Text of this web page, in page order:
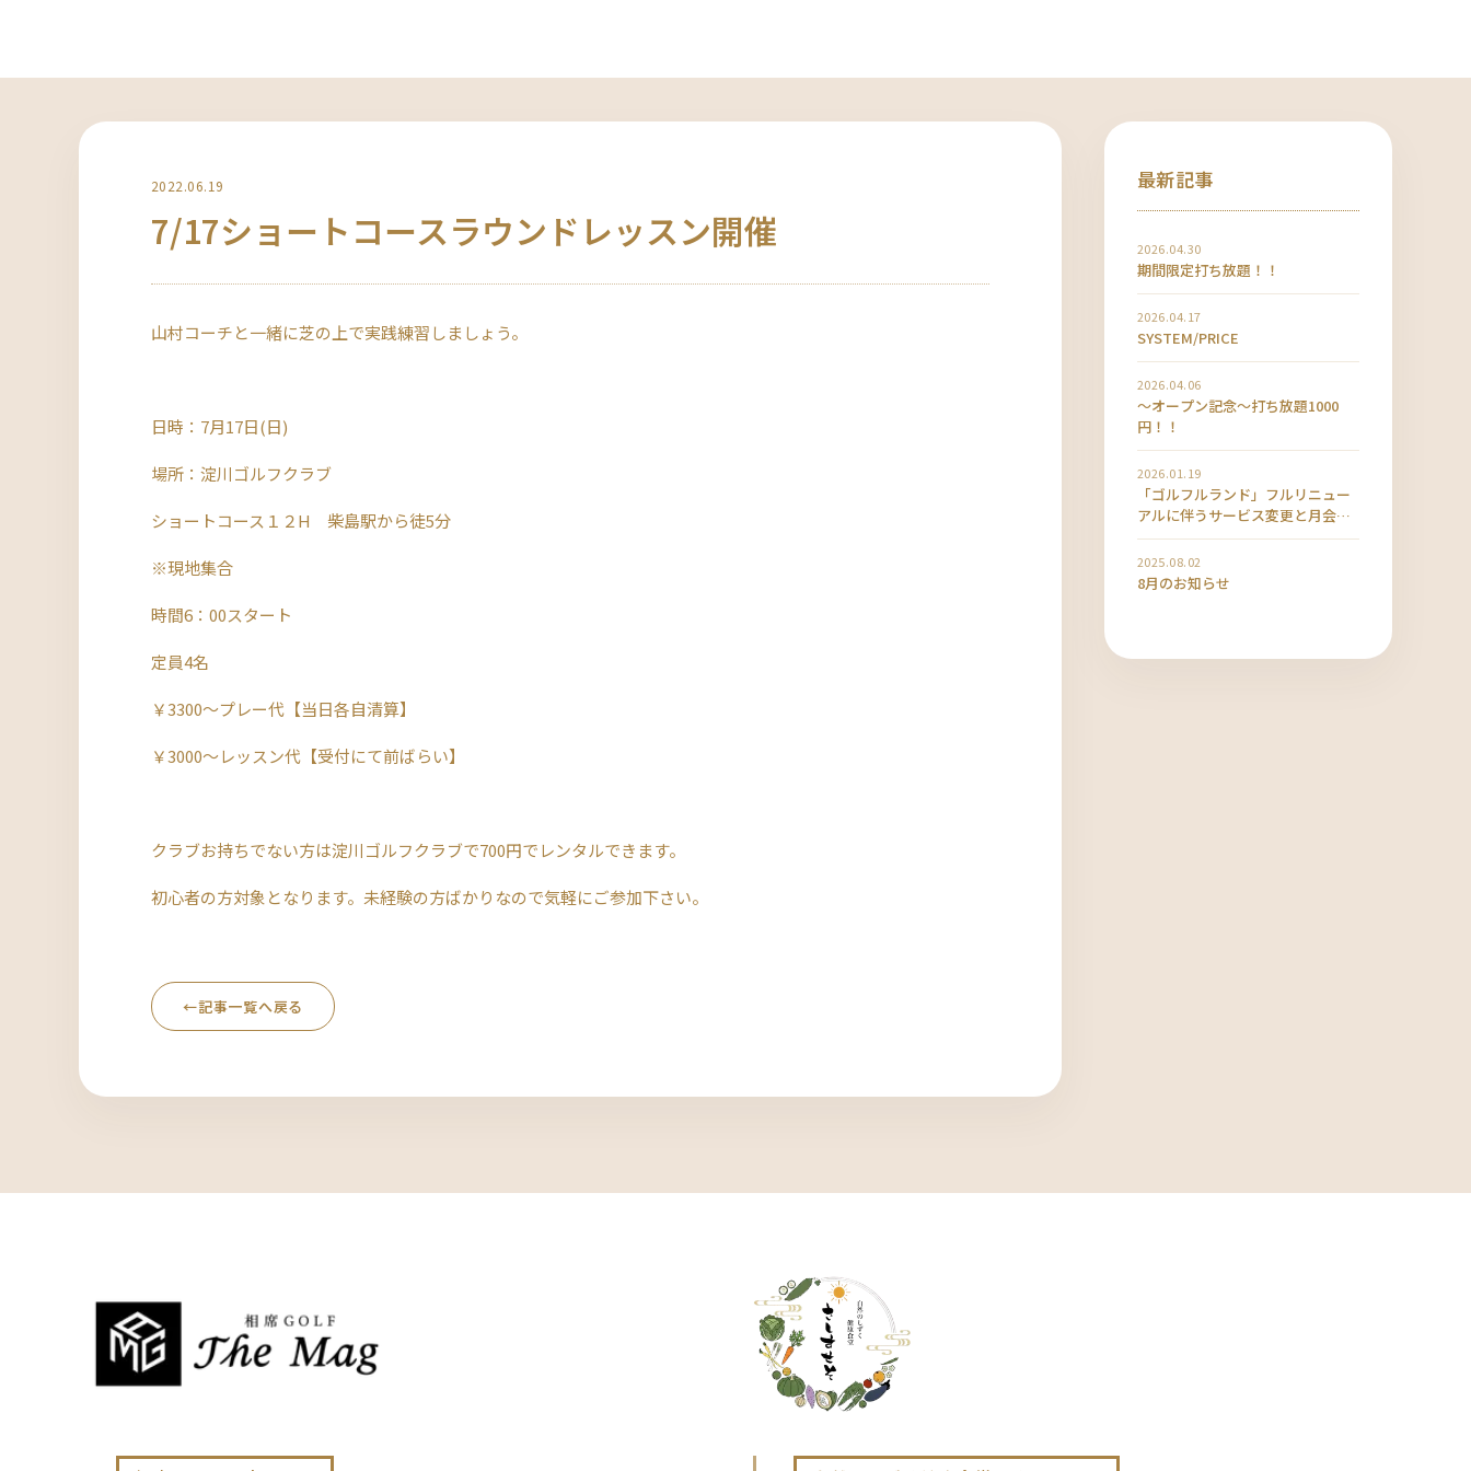
2022.06.19
7/17ショートコースラウンドレッスン開催
山村コーチと一緒に芝の上で実践練習しましょう。
日時：7月17日(日)
場所：淀川ゴルフクラブ
ショートコース１２H 柴島駅から徒5分
※現地集合
時間6：00スタート
定員4名
￥3300～プレー代【当日各自清算】
￥3000～レッスン代【受付にて前ばらい】
クラブお持ちでない方は淀川ゴルフクラブで700円でレンタルできます。
初心者の方対象となります。未経験の方ばかりなので気軽にご参加下さい。
←記事一覧へ戻る
最新記事
2026.04.30
期間限定打ち放題！！
2026.04.17
SYSTEM/PRICE
2026.04.06
〜オープン記念〜打ち放題1000
円！！
2026.01.19
「ゴルフルランド」フルリニュー
アルに伴うサービス変更と月会費
改定のお知らせ
2025.08.02
8月のお知らせ